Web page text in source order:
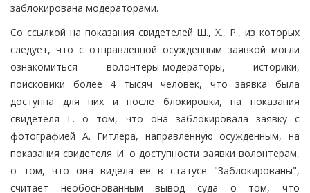
заблокирована модераторами.
Со ссылкой на показания свидетелей Ш., Х., Р., из которых
следует, что с отправленной осужденным заявкой могли
ознакомиться волонтеры-модераторы, историки,
поисковики более 4 тысяч человек, что заявка была
доступна для них и после блокировки, на показания
свидетеля Г. о том, что она заблокировала заявку с
фотографией А. Гитлера, направленную осужденным, на
показания свидетеля И. о доступности заявки волонтерам,
о том, что она видела ее в статусе "Заблокированы",
считает необоснованным вывод суда о том, что